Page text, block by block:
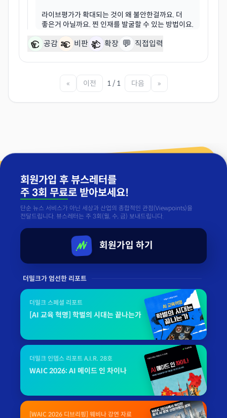
라이브평가가 확대되는 것이 왜 불안한걸까요. 더
공감 비판 확장 💬 직접입력
« 이전 1 / 1 다음 »
회원가입 후 뷰스레터를
주 3회 무료로 받아보세요!
단순 뉴스 서비스가 아닌 세상과 산업의 종합적인 관점(Viewpoints)을
전달드립니다. 뷰스레터는 주 3회(월, 수, 금) 보내드립니다.
회원가입 하기
더밀크가 엄선한 리포트
더밀크 스페셜 리포트
[AI 교육 혁명] 학벌의 시대는 끝나는가
더밀크 인뎁스 리포트 A.I.R. 28호
WAIC 2026: AI 메이드 인 차이나
[WAIC 2026 디브리핑] 웨비나 강연 자료